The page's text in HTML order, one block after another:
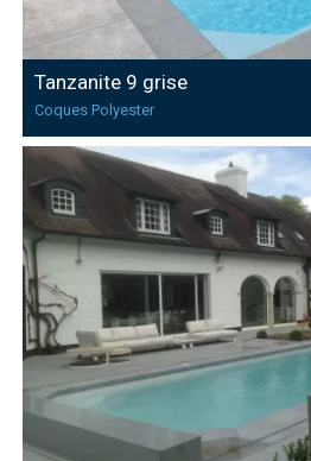
Tanzanite 9 grise
Coques Polyester